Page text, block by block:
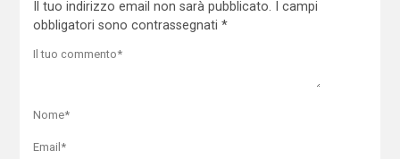
Il tuo indirizzo email non sarà pubblicato.
I campi
obbligatori sono contrassegnati *